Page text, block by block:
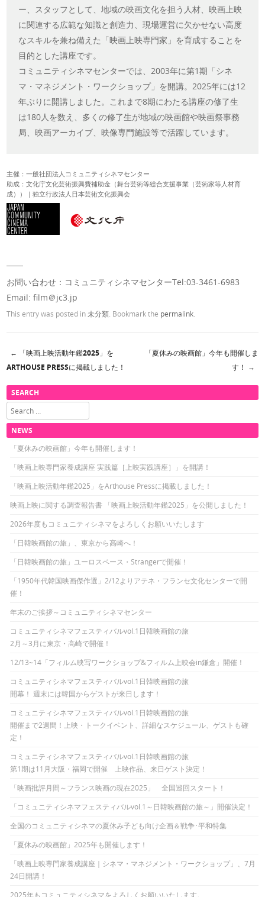
ー、スタッフとして、地域の映画文化を担う人材、映画上映
に関連する広範な知識と創造力、現場運営に欠かせない高度
なスキルを兼ね備えた「映画上映専門家」を育成することを
目的とした講座です。
コミュニティシネマセンターでは、2003年に第1期「シネ
マ・マネジメント・ワークショップ」を開講。2025年には12
年ぶりに開講しました。これまで8期にわたる講座の修了生
は180人を数え、多くの修了生が地域の映画館や映画祭事務
局、映画アーカイブ、映像専門施設等で活躍しています。
主催：一般社団法人コミュニティシネマセンター
助成：文化庁文化芸術振興費補助金（舞台芸術等総合支援事業（芸術家等人材育
成））｜独立行政法人日本芸術文化振興会
――
お問い合わせ：コミュニティシネマセンターTel:03-3461-6983
Email: film＠jc3.jp
This entry was posted in未分類 . Bookmark the permalink
Post navigation
←
「映画上映活動年鑑2025」を
ARTHOUSE PRESSに掲載しました！
「夏休みの映画館」今年も開催しま
す！ →
SEARCH
Search
NEWS
「夏休みの映画館」今年も開催します！
「映画上映専門家養成講座 実践篇［上映実践講座］」を開講！
「映画上映活動年鑑2025」をArthouse Pressに掲載しました！
映画上映に関する調査報告書 「映画上映活動年鑑2025」を公開しました！
2026年度もコミュニティシネマをよろしくお願いいたします
「日韓映画館の旅」、東京から高崎へ！
「日韓映画館の旅」ユーロスペース・Strangerで開催！
「1950年代韓国映画傑作選」2/12よりアテネ・フランセ文化センターで開
催！
年末のご挨拶～コミュニティシネマセンター
コミュニティシネマフェスティバルvol.1日韓映画館の旅
2月～3月に東京・高崎で開催！
12/13~14「フィルム映写ワークショップ&フィルム上映会in鎌倉」開催！
コミュニティシネマフェスティバルvol.1日韓映画館の旅
開幕！ 週末には韓国からゲストが来日します！
コミュニティシネマフェスティバルvol.1日韓映画館の旅
開催まで2週間！上映・トークイベント、詳細なスケジュール、ゲストも確
定！
コミュニティシネマフェスティバルvol.1日韓映画館の旅
第1期は11月大阪・福岡で開催 上映作品、来日ゲスト決定！
「映画批評月間～フランス映画の現在2025」 全国巡回スタート！
「コミュニティシネマフェスティバルvol.1～日韓映画館の旅～」開催決定！
全国のコミュニティシネマの夏休み子ども向け企画＆戦争･平和特集
「夏休みの映画館」2025年も開催します！
「映画上映専門家養成講座｜シネマ・マネジメント・ワークショップ」、7月
24日開講！
2025年もコミュニティシネマをよろしくお願いいたします。